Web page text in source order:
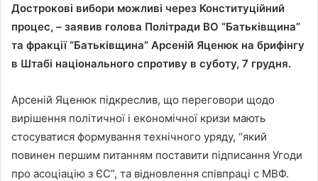
Дострокові вибори можливі через Конституційний
процес, – заявив голова Політради ВО “Батьківщина”
та фракції “Батьківщина” Арсеній Яценюк на брифінгу
в Штабі національного спротиву в суботу, 7 грудня.
Арсеній Яценюк підкреслив, що переговори щодо
вирішення політичної і економічної кризи мають
стосуватися формування технічного уряду, “який
повинен першим питанням поставити підписання Угоди
про асоціацію з ЄС”, та відновлення співпраці с МВФ.